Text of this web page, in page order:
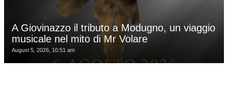
A Giovinazzo il tributo a Modugno, un viaggio
musicale nel mito di Mr Volare
August 5, 2026, 10:51 am